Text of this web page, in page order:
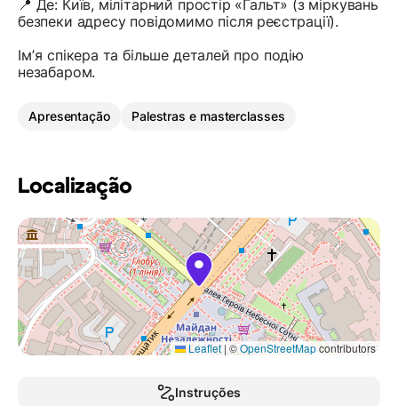
📍 Де: Київ, мілітарний простір «Гальт» (з міркувань
безпеки адресу повідомимо після реєстрації).
Імʼя спікера та більше деталей про подію
незабаром.
Apresentação Palestras e masterclasses
Localização
Leaflet|©OpenStreetMapcontributors
Instruções